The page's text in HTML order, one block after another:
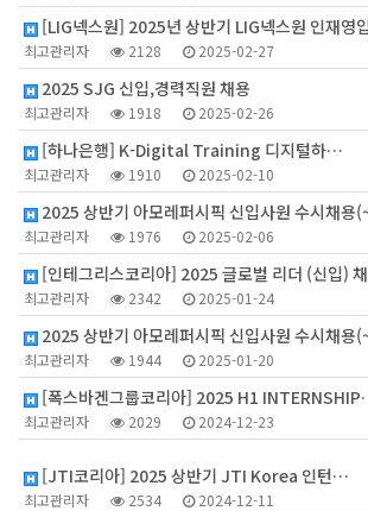
[LIG넥스원] 2025년 상반기 LIG넥스원 인재영
최고관리자 2128 2025-02-27
2025 SJG 신입,경력직원 채용
최고관리자 1918 2025-02-26
[하나은행] K-Digital Training 디지털하…
최고관리자 1910 2025-02-10
2025 상반기 아모레퍼시픽 신입사원 수시채
최고관리자 1976 2025-02-06
[인테그리스코리아] 2025 글로벌 리더 (신입)
최고관리자 2342 2025-01-24
2025 상반기 아모레퍼시픽 신입사원 수시채
최고관리자 1944 2025-01-20
[폭스바겐그룹코리아] 2025 H1
최고관리자 2029
2024-12-23
[JTI코리아] 2025 상반기 JTI Korea 인턴…
최고관리자 2534 2024-12-11